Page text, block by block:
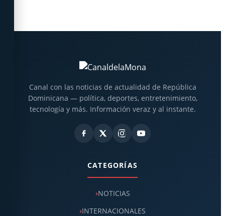
Canal con las noticias de actualidad de República
Dominicana — política, deportes, entretenimiento,
tecnología y más. Información veraz y al instante.
CATEGORÍAS
NOTICIAS
INTERNACIONALES